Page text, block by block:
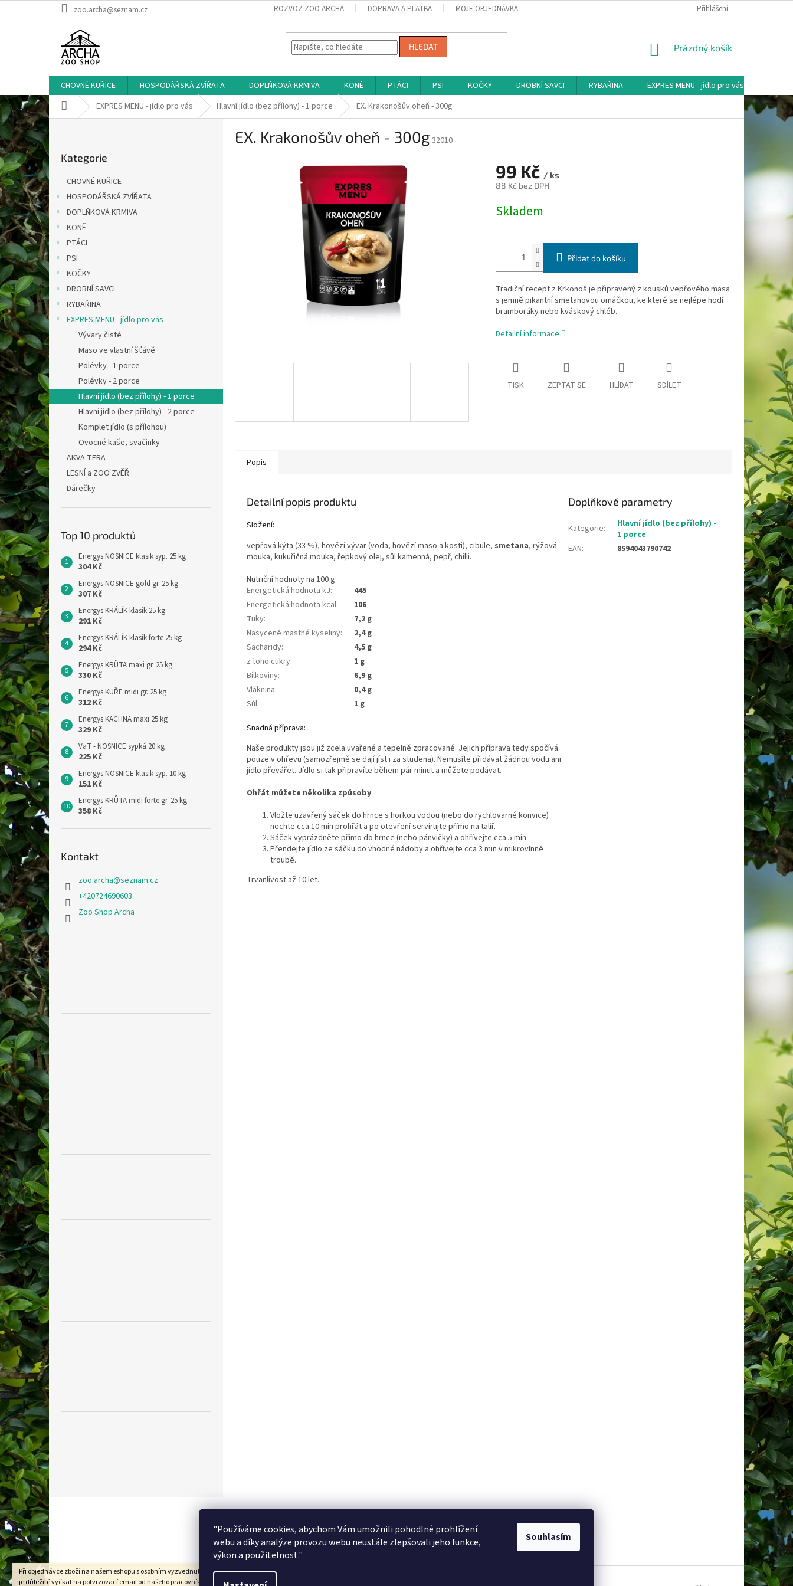
"Používáme cookies, abychom Vám umožnili pohodlné prohlížení
webu a díky analýze provozu webu neustále zlepšovali jeho funkce,
výkon a použitelnost."
Souhlasím
na
Při objednávce zboží na našem eshopu s osobním vyzvednutím na prodejně v Kadani
je důležité vyčkat na potvrzovací email od našeho pracovníka !!! Děkujeme za
zoo.archa@seznam.cz ROZVOZ ZOO ARCHA DOPRAVA A PLATBA MOJE OBJEDNÁVKA Přihlášení
HLEDAT
NÁKUPNÍ
Prázdný košík
CHOVNÉ KUŘICE HOSPODÁŘSKÁ ZVÍŘATA DOPLŇKOVÁ KRMIVA KONĚ PTÁCI PSI KOČKY DROBNÍ SAVCI RYBAŘINA EXPRES MENU - jídlo pro vás
Domů EXPRES MENU - jídlo pro vás Hlavní jídlo (bez přílohy) - 1 porce EX. Krakonošův oheň - 300g
o
s
t
r
n
n
p
a
n
e
l
kategorie
Kategorie
CHOVNÉ KUŘICE
HOSPODÁŘSKÁ ZVÍŘATA
DOPLŇKOVÁ KRMIVA
KONĚ
PTÁCI
PSI
KOČKY
DROBNÍ SAVCI
RYBAŘINA
EXPRES MENU - jídlo pro vás
Vývary čisté
Maso ve vlastní šťávě
Polévky - 1 porce
Polévky - 2 porce
Hlavní jídlo (bez přílohy) - 1 porce
Hlavní jídlo (bez přílohy) - 2 porce
Komplet jídlo (s přílohou)
Ovocné kaše, svačinky
AKVA-TERA
LESNÍ a ZOO ZVĚŘ
Dárečky
Top 10 produktů
Energys NOSNICE klasik syp. 25 kg
304 Kč
Energys NOSNICE gold gr. 25 kg
307 Kč
Energys KRÁLÍK klasik 25 kg
291 Kč
Energys KRÁLÍK klasik forte 25 kg
294 Kč
Energys KRŮTA maxi gr. 25 kg
330 Kč
Energys KUŘE midi gr. 25 kg
312 Kč
Energys KACHNA maxi 25 kg
329 Kč
VaT - NOSNICE sypká 20 kg
225 Kč
Energys NOSNICE klasik syp. 10 kg
151 Kč
Energys KRŮTA midi forte gr. 25 kg
358 Kč
Kontakt
zoo.archa@seznam.cz
+420724690603
Zoo Shop Archa
EX. Krakonošův oheň - 300g 32010
99 Kč / ks
88 Kč bez DPH
cena:
Skladem
Přidat do košíku
Tradiční recept z Krkonoš je připravený z kousků vepřového masa
s jemně pikantní smetanovou omáčkou, ke které se nejlépe hodí
bramboráky nebo kváskový chléb.
Detailní informace
TISK ZEPTAT SE HLÍDAT SDÍLET
Popis
Detailní popis produktu
Složení:
vepřová kýta (33 %), hovězí vývar (voda, hovězí maso a kosti), cibule, smetana, rýžová
mouka, kukuřičná mouka, řepkový olej, sůl kamenná, pepř, chilli.
Nutriční hodnoty na 100 g
Energetická hodnota kJ:
445
Energetická hodnota kcal:
106
Tuky:
7,2 g
Nasycené mastné kyseliny:
2,4 g
Sacharidy:
4,5 g
z toho cukry:
1 g
Bílkoviny:
6,9 g
Vláknina:
0,4 g
Sůl: 1 g
Snadná příprava:
Naše produkty jsou již zcela uvařené a tepelně zpracované. Jejich příprava tedy spočívá
pouze v ohřevu (samozřejmě se dají jíst i za studena). Nemusíte přidávat žádnou vodu ani
jídlo převářet. Jídlo si tak připravíte během pár minut a můžete podávat.
Ohřát můžete několika způsoby
Vložte uzavřený sáček do hrnce s horkou vodou (nebo do rychlovarné konvice)
nechte cca 10 min prohřát a po otevření servírujte přímo na talíř.
Sáček vyprázdněte přímo do hrnce (nebo pánvičky) a ohřívejte cca 5 min.
Přendejte jídlo ze sáčku do vhodné nádoby a ohřívejte cca 3 min v mikrovlnné
troubě.
Trvanlivost až 10 let.
Doplňkové parametry
Kategorie:
Hlavní jídlo (bez přílohy) -
1 porce
EAN: 8594043790742
Z
á
p
a
t
í
KRMIVA ENERGYS pro koně - GRANULE